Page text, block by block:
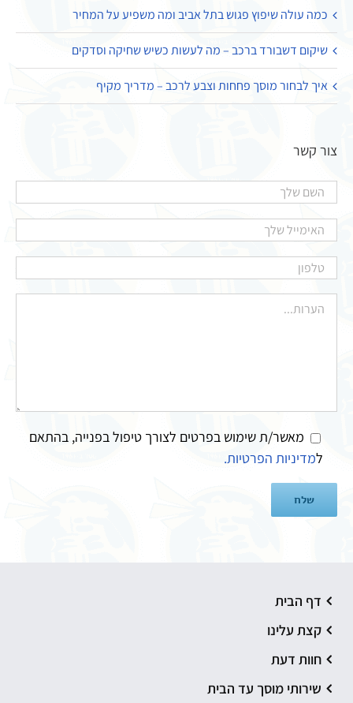
כמה עולה שיפוץ פגוש בתל אביב ומה משפיע על המחיר
שיקום דשבורד ברכב – מה לעשות כשיש שחיקה וסדקים
איך לבחור מוסך פחחות וצבע לרכב – מדריך מקיף
צור קשר
מאשר/ת שימוש בפרטים לצורך טיפול בפנייה, בהתאם
למדיניות הפרטיות.
דף הבית
קצת עלינו
חוות דעת
שירותי מוסך עד הבית